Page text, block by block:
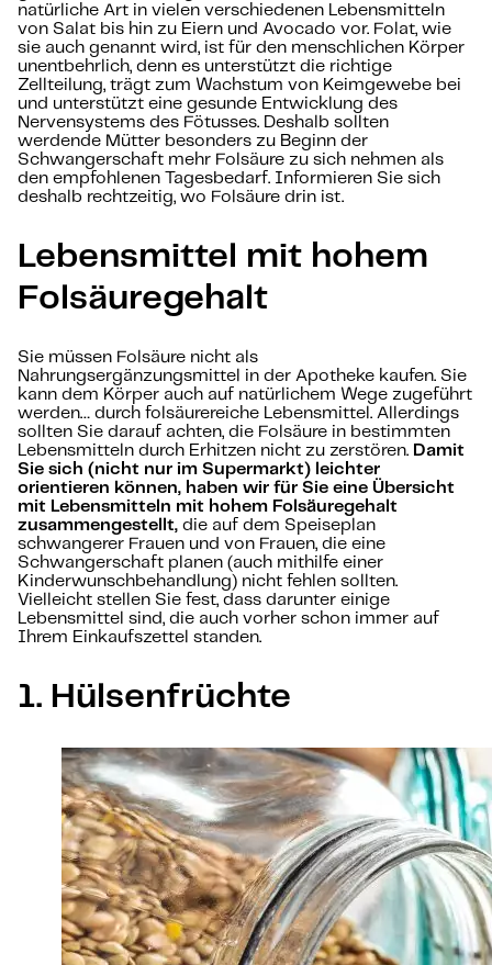
natürliche Art in vielen verschiedenen Lebensmitteln
von Salat bis hin zu Eiern und Avocado vor. Folat, wie
sie auch genannt wird, ist für den menschlichen Körper
unentbehrlich, denn es unterstützt die richtige
Zellteilung, trägt zum Wachstum von Keimgewebe bei
und unterstützt eine gesunde Entwicklung des
Nervensystems des Fötusses. Deshalb sollten
werdende Mütter besonders zu Beginn der
Schwangerschaft mehr Folsäure zu sich nehmen als
den empfohlenen Tagesbedarf. Informieren Sie sich
deshalb rechtzeitig, wo Folsäure drin ist.
Lebensmittel mit hohem
Folsäuregehalt
Sie müssen Folsäure nicht als
Nahrungsergänzungsmittel in der Apotheke kaufen. Sie
kann dem Körper auch auf natürlichem Wege zugeführt
werden… durch folsäurereiche Lebensmittel. Allerdings
sollten Sie darauf achten, die Folsäure in bestimmten
Lebensmitteln durch Erhitzen nicht zu zerstören. Damit
Sie sich (nicht nur im Supermarkt) leichter
orientieren können, haben wir für Sie eine Übersicht
mit Lebensmitteln mit hohem Folsäuregehalt
zusammengestellt, die auf dem Speiseplan
schwangerer Frauen und von Frauen, die eine
Schwangerschaft planen (auch mithilfe einer
Kinderwunschbehandlung) nicht fehlen sollten.
Vielleicht stellen Sie fest, dass darunter einige
Lebensmittel sind, die auch vorher schon immer auf
Ihrem Einkaufszettel standen.
1. Hülsenfrüchte